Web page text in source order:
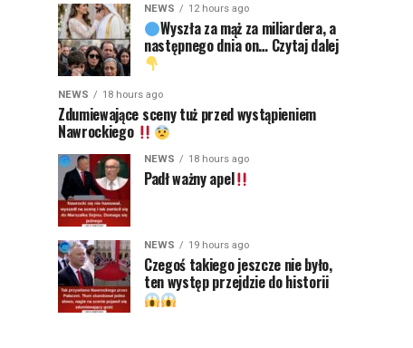
NEWS 12 hours ago
Wyszła za mąż za miliardera, a
następnego dnia on… Czytaj dalej
NEWS 18 hours ago
Zdumiewające sceny tuż przed wystąpieniem
Nawrockiego
NEWS 18 hours ago
Padł ważny apel
NEWS 19 hours ago
Czegoś takiego jeszcze nie było,
ten występ przejdzie do historii